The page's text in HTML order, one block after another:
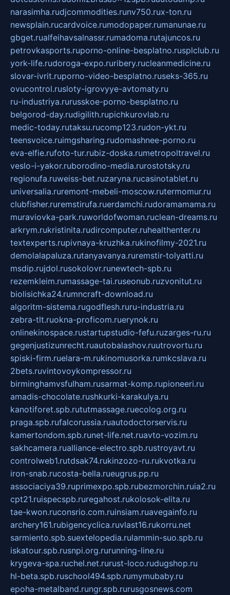
narasimha.rudjcommodities.runv750.rux-ton.ru
newsplain.rucardvoice.rumodopaper.rumanunae.ru
gbget.rualfeihavsalnassr.rumadoma.rutajuncos.ru
petrovkasports.ruporno-online-besplatno.rusplclub.ru
york-life.rudoroga-expo.ruribery.rucleanmedicine.ru
slovar-ivrit.ruporno-video-besplatno.ruseks-365.ru
ovucontrol.rusloty-igrovyye-avtomaty.ru
ru-industriya.rurusskoe-porno-besplatno.ru
belgorod-day.rudigilith.rupichkurovlab.ru
medic-today.rutaksu.rucomp123.rudon-ykt.ru
teensvoice.ruimgsharing.rudomashnee-porno.ru
eva-elfie.rufoto-tur.rubiz-doska.rumetropoltravel.ru
veslo-i-yakor.ruborodino-media.rurostotsky.ru
regionufa.ruweiss-bet.ruzaryna.rucasinotablet.ru
universalia.ruremont-mebeli-moscow.rutermomur.ru
clubfisher.ruremstirufa.ruerdamchi.rudoramamama.ru
muraviovka-park.ruworldofwoman.ruclean-dreams.ru
arkrym.rukristinita.rudircomputer.ruhealthenter.ru
textexperts.rupivnaya-kruzhka.rukinofilmy-2021.ru
demolalapaluza.rutanyavanya.ruremstir-tolyatti.ru
msdip.rujdol.rusokolovr.runewtech-spb.ru
rezemkleim.rumassage-tai.ruseonub.ruzvonitut.ru
biolisichka24.rumncraft-download.ru
algoritm-sistema.rugodflesh.ruru-industria.ru
zebra-tlt.ruokna-proficom.ruerynok.ru
onlinekinospace.rustartupstudio-fefu.ruzarges-ru.ru
gegenjustizunrecht.ruautobalashov.ruutrovortu.ru
spiski-firm.ruelara-m.rukinomusorka.rumkcslava.ru
2bets.ruvintovoykompressor.ru
birminghamvsfulham.rusarmat-komp.rupioneeri.ru
amadis-chocolate.rushkurki-karakulya.ru
kanotiforet.spb.rututmassage.ruecolog.org.ru
praga.spb.rufalcorussia.ruautodoctorservis.ru
kamertondom.spb.runet-life.net.ruavto-vozim.ru
sakhcamera.rualliance-electro.spb.rustroyavt.ru
controlweb1.rutdsak74.rukinzozo-ru.rukvotka.ru
iron-snab.rucosta-bella.rueugrus.pp.ru
associaciya39.ruprimexpo.spb.rubezmorchin.ruia2.ru
cpt21.ruispecspb.ruregahost.rukolosok-elita.ru
tae-kwon.ruconsrio.com.ruinsiam.ruavegainfo.ru
archery161.rubigencyclica.ruvlast16.rukorru.net
sarmiento.spb.suextelopedia.rulammin-suo.spb.ru
iskatour.spb.rusnpi.org.rurunning-line.ru
krygeva-spa.ruchel.net.rurust-loco.rudugshop.ru
hl-beta.spb.ruschool494.spb.rumymubaby.ru
epoha-metalband.rungr.spb.rurusgosnews.com